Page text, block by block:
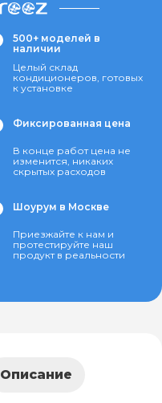
500+ моделей в
наличии
Целый склад
кондиционеров, готовых
к установке
Фиксированная цена
В конце работ цена не
изменится, никаких
скрытых расходов
Шоурум в Москве
Приезжайте к нам и
протестируйте наш
продукт в реальности
Описание